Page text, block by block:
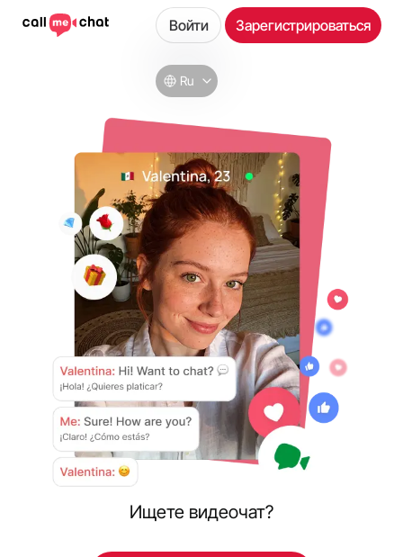
Ru
Войти Зарегистрироваться
Ищете видеочат?